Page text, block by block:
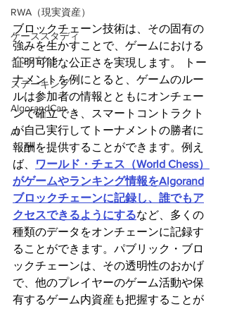
RWA（現実資産）
ケーススタディ
インパクト
ステーキング
AlgorandCan
AI
ブロックチェーン技術は、その固有の
強みを生かすことで、ゲームにおける
証明可能な公正さを実現します。 トー
ナメントを例にとると、ゲームのルー
ルは参加者の情報とともにオンチェー
ンで確立でき、スマートコントラクト
が自己実行してトーナメントの勝者に
報酬を提供することができます。例え
ば、
ワールド・チェス（World Chess）
がゲームやランキング情報をAlgorand
ブロックチェーンに記録し、誰でもア
クセスできるようにするなど、多くの
種類のデータをオンチェーンに記録す
ることができます。パブリック・ブロ
ックチェーンは、その透明性のおかげ
で、他のプレイヤーのゲーム活動や保
有するゲーム内資産も把握することが